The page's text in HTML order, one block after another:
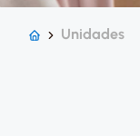
Unidades